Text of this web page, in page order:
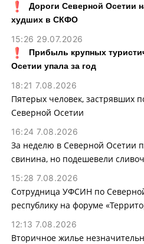
Дороги Северной Осетии
худших в СКФО
15:26 29.07.2026
Прибыль крупных
Осетии упала за год
18:21 7.08.2026
Пятерых человек, застрявших
Северной Осетии
16:24 7.08.2026
За неделю в Северной Осетии
свинина, но подешевели
15:28 7.08.2026
Сотрудница УФСИН по
республику на форуме
12:13 7.08.2026
Вторичное жилье